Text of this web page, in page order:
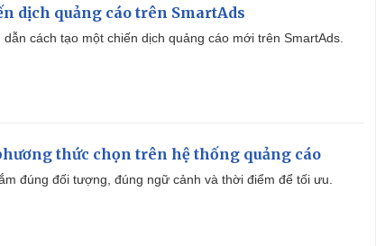
dịch quảng cáo trên SmartAds
cách tạo một chiến dịch quảng cáo mới trên SmartAds.
thức chọn trên hệ thống quảng cáo
đúng đối tượng, đúng ngữ cảnh và thời điểm để tối ưu.